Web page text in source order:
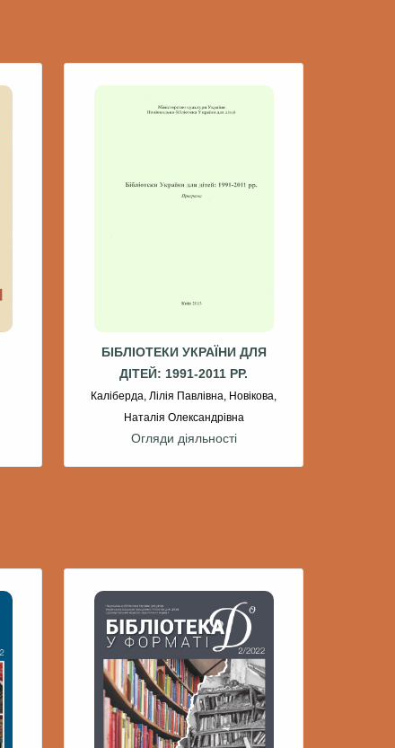
БІБЛІОТЕКИ УКРАЇНИ ДЛЯ
ДІТЕЙ: 1991-2011 РР.
Каліберда, Лілія Павлівна, Новікова,
Наталія Олександрівна
Огляди діяльності